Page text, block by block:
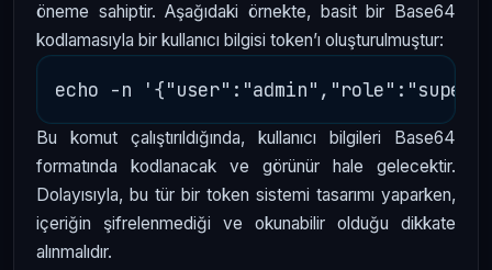
öneme sahiptir. Aşağıdaki örnekte, basit bir Base64
kodlamasıyla bir kullanıcı bilgisi token’ı oluşturulmuştur:
Bu komut çalıştırıldığında, kullanıcı bilgileri Base64
formatında kodlanacak ve görünür hale gelecektir.
Dolayısıyla, bu tür bir token sistemi tasarımı yaparken,
içeriğin şifrelenmediği ve okunabilir olduğu dikkate
alınmalıdır.